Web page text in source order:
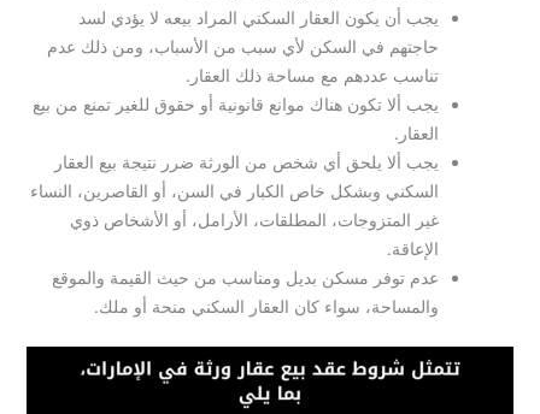
يجب أن يكون العقار السكني المراد بيعه لا يؤدي لسد
حاجتهم في السكن لأي سبب من الأسباب، ومن ذلك عدم
تناسب عددهم مع مساحة ذلك العقار.
يجب ألا تكون هناك موانع قانونية أو حقوق للغير تمنع من بيع
العقار.
يجب ألا يلحق أي شخص من الورثة ضرر نتيجة بيع العقار
السكني وبشكل خاص الكبار في السن، أو القاصرين، النساء
غير المتزوجات، المطلقات، الأرامل، أو الأشخاص ذوي
الإعاقة.
عدم توفر مسكن بديل ومناسب من حيث القيمة والموقع
والمساحة، سواء كان العقار السكني منحة أو ملك.